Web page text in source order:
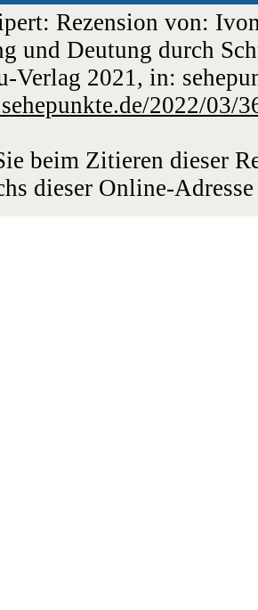
Rezension von:
und Deutung durch
Verlag 2021, in:
2022/03/
beim Zitieren dieser
dieser Online-Adresse